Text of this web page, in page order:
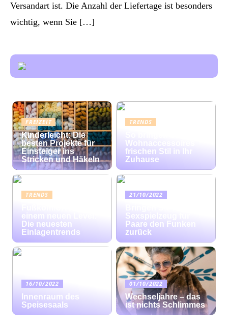
Versandart ist. Die Anzahl der Liefertage ist besonders
wichtig, wenn Sie […]
FREIZEIT
Kinderleicht: Die
besten Projekte für
Einsteiger ins
Stricken und Häkeln
TRENDS
Wohnaccessoires
frischen Stil in Ihr
Zuhause
TRENDS
einem neuen Level:
Die neuesten
Einlagentrends
21/10/2022
Sexspielzeug für
Paare den Funken
zurück
16/10/2022
Innenraum des
Speisesaals
01/10/2022
Wechseljahre – das
ist nichts Schlimmes